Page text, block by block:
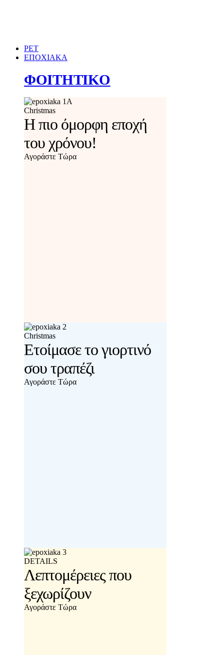
PET
ΕΠΟΧΙΑΚΑ
ΦΟΙΤΗΤΙΚΟ
Christmas
Η πιο όμορφη εποχή
του χρόνου!
Αγοράστε Τώρα
Christmas
Ετοίμασε το γιορτινό
σου τραπέζι
Αγοράστε Τώρα
DETAILS
Λεπτομέρειες που
ξεχωρίζουν
Αγοράστε Τώρα